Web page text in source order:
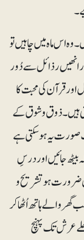
اس ماہ میں چاہیں تو
انھیں رذائل سے دُور
قرآن کی محبت کا
ہیں۔ ذوق و شوق کے
صورت یہ ہوسکتی ہے
بیٹھ جائیں اور درسِ
ضرورت ہو تشریح و
والے ہاتھ اُٹھا کر
عرش تک پہنچ